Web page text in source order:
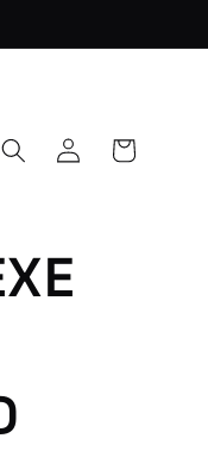
Iniciar
sessão
Carrinho